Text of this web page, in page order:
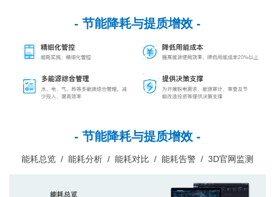
- 节能降耗与提质增效 -
- 节能降耗与提质增效 -
能耗总览 / 能耗分析 / 能耗对比 / 能耗告警 / 3D官网监测